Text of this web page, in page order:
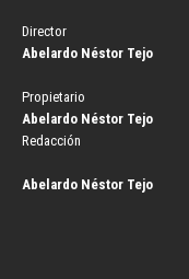
Director
Abelardo Néstor Tejo
Propietario
Abelardo Néstor Tejo
Redacción
Abelardo Néstor Tejo